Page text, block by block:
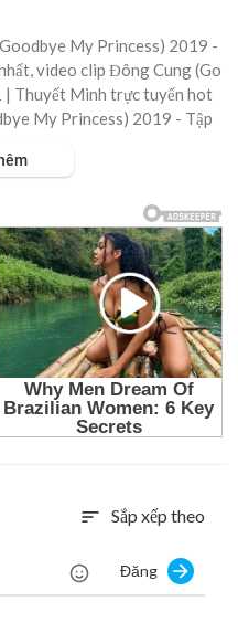
My Princess) 2019 -
video clip Đông Cung (Go
| Thuyết Minh trực tuyến hot
My Princess) 2019 - Tập
sort Sắp xếp theo
Đăng